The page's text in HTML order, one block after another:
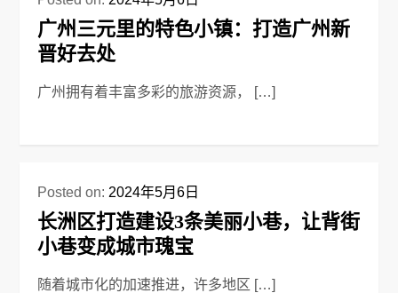
广州三元里的特色小镇：打造广州新
晋好去处
广州拥有着丰富多彩的旅游资源， […]
Posted on: 2024年5月6日
长洲区打造建设3条美丽小巷，让背街
小巷变成城市瑰宝
随着城市化的加速推进，许多地区 […]